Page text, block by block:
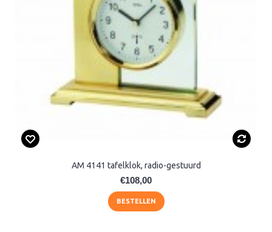
AM 4141 tafelklok, radio-gestuurd
€108,00
BESTELLEN